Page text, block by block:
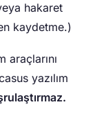
hakaret
kaydetme.)
yazılım